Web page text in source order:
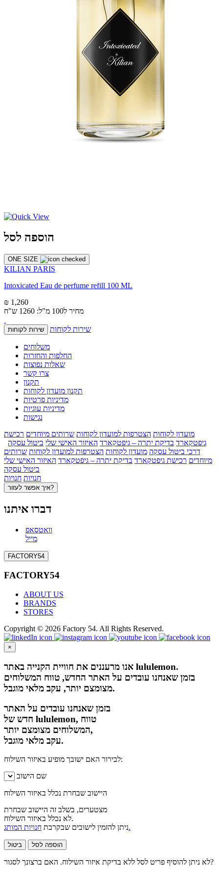
הוספה לסל
ONE SIZE
KILIAN PARIS
Intoxicated Eau de perfume refill 100 ML
₪ 1,260
מחיר ל100 מ"ל: 1260 ש"ח
שירות לקוחות שירות לקוחות
משלוחים
החלפות והחזרות
שאלות נפוצות
צרו קשר
תקנון
תקנון מועדון לקוחות
מדיניות פרטיות
מדיניות עוגיות
נגישות
מועדון לקוחות הצטרפות למועדון לקוחות שרותים מיוחדים רכישת
גיפטקארד בדיקת יתרה – גיפטקארד האיזור האישי שלי ביטול עסקה
דרכי ביטול עסקה מועדון לקוחות הצטרפות למועדון לקוחות שרותים
מיוחדים רכישת גיפטקארד בדיקת יתרה – גיפטקארד האיזור האישי שלי
ביטול עסקה
חנויות חנויות
איך אפשר לעזור?
דברו איתנו
וואטסאפ
מייל
FACTORY54
FACTORY54
ABOUT US
BRANDS
STORES
Copyright © 2026 Factory 54. All Rights Reserved.
×
אנו מרעננים את חוויית הקנייה באתר lululemon.
בזמן שאנחנו עובדים על האתר החדש, טווח המשלוחים
מצומצם יותר, עקב מלאי מוגבל.
בזמן שאנחנו עובדים על האתר
חדש של lululemon, טווח
המשלוחים מצומצם יותר,
עקב מלאי מוגבל.
לבירור האם ישובך מופיע באיזור השילוח:
שם הישוב
היישוב שבחרת נכלל באיזור השילוח
מצטערים, בשלב זה היישוב שבחרת
לא נכלל באיזור השילוח.
ניתן להזמין לישובים שבקרבתחנויות המותג.
ביטול הוספה לסל
לא ניתן להוסיף פריט לסל ללא בדיקת איזור השילוח. האם ברצונך לסגור?